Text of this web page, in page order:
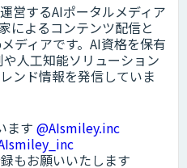
営するAIポータルメディア
によるコンテンツ配信と
ディアです。AI資格を保有
人工知能ソリューション
ンド情報を発信していま
ます @AIsmiley.inc
もお願いいたします